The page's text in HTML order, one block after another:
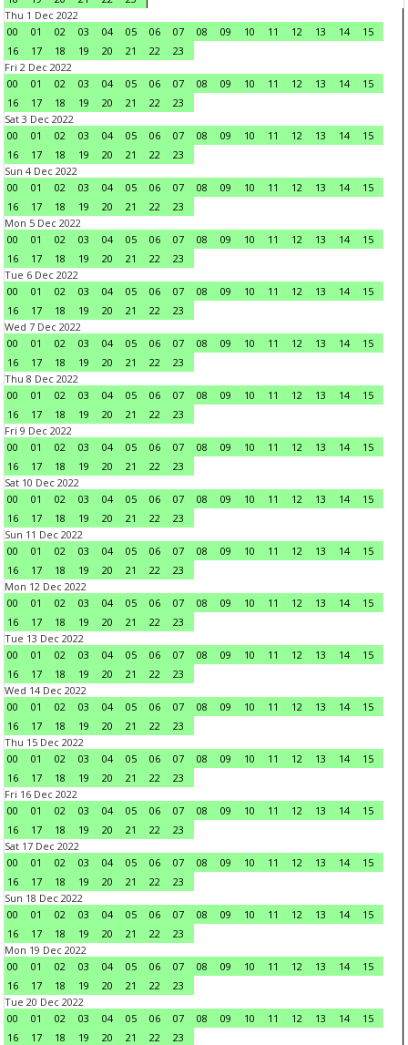
Thu 1 Dec 2022
00
01 02 03 04 05 06 07 08 09 10 11 12 13 14
15
16
17 18 19 20 21 22
23
Fri 2 Dec 2022
00
01 02 03 04 05 06 07 08 09 10 11 12 13 14
15
16
17 18 19 20 21 22
23
Sat 3 Dec 2022
00
01 02 03 04 05 06 07 08 09 10 11 12 13 14
15
16
17 18 19 20 21 22
23
Sun 4 Dec 2022
00
01 02 03 04 05 06 07 08 09 10 11 12 13 14
15
16
17 18 19 20 21 22
23
Mon 5 Dec 2022
00
01 02 03 04 05 06 07 08 09 10 11 12 13 14
15
16
17 18 19 20 21 22
23
Tue 6 Dec 2022
00
01 02 03 04 05 06 07 08 09 10 11 12 13 14
15
16
17 18 19 20 21 22
23
Wed 7 Dec 2022
00
01 02 03 04 05 06 07 08 09 10 11 12 13 14
15
16
17 18 19 20 21 22
23
Thu 8 Dec 2022
00
01 02 03 04 05 06 07 08 09 10 11 12 13 14
15
16
17 18 19 20 21 22
23
Fri 9 Dec 2022
00
01 02 03 04 05 06 07 08 09 10 11 12 13 14
15
16
17 18 19 20 21 22
23
Sat 10 Dec 2022
00
01 02 03 04 05 06 07 08 09 10 11 12 13 14
15
16
17 18 19 20 21 22
23
Sun 11 Dec 2022
00
01 02 03 04 05 06 07 08 09 10 11 12 13 14
15
16
17 18 19 20 21 22
23
Mon 12 Dec 2022
00
01 02 03 04 05 06 07 08 09 10 11 12 13 14
15
16
17 18 19 20 21 22
23
Tue 13 Dec 2022
00
01 02 03 04 05 06 07 08 09 10 11 12 13 14
15
16
17 18 19 20 21 22
23
Wed 14 Dec 2022
00
01 02 03 04 05 06 07 08 09 10 11 12 13 14
15
16
17 18 19 20 21 22
23
Thu 15 Dec 2022
00
01 02 03 04 05 06 07 08 09 10 11 12 13 14
15
16
17 18 19 20 21 22
23
Fri 16 Dec 2022
00
01 02 03 04 05 06 07 08 09 10 11 12 13 14
15
16
17 18 19 20 21 22
23
Sat 17 Dec 2022
00
01 02 03 04 05 06 07 08 09 10 11 12 13 14
15
16
17 18 19 20 21 22
23
Sun 18 Dec 2022
00
01 02 03 04 05 06 07 08 09 10 11 12 13 14
15
16
17 18 19 20 21 22
23
Mon 19 Dec 2022
00
01 02 03 04 05 06 07 08 09 10 11 12 13 14
15
16
17 18 19 20 21 22
23
Tue 20 Dec 2022
00
01 02 03 04 05 06 07 08 09 10 11 12 13 14
15
16
17 18 19 20 21 22
23